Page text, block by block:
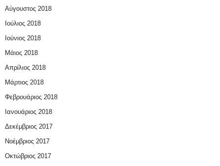
Αύγουστος 2018
Ιούλιος 2018
Ιούνιος 2018
Μάιος 2018
Απρίλιος 2018
Μάρτιος 2018
Φεβρουάριος 2018
Ιανουάριος 2018
Δεκέμβριος 2017
Νοέμβριος 2017
Οκτώβριος 2017